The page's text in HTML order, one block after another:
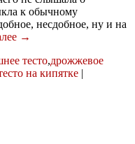
к обычному
несдобное, ну и на
→
тесто,дрожжевое
на кипятке |